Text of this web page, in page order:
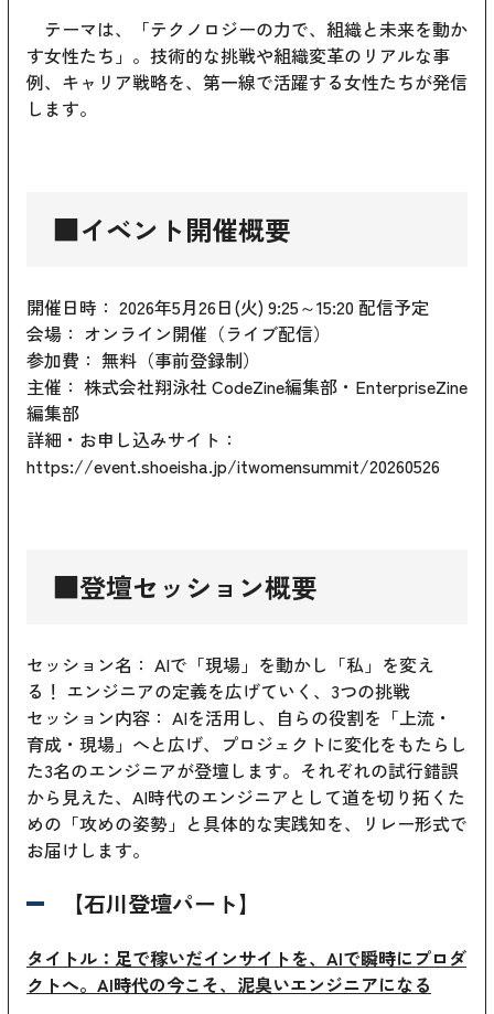
テーマは、「テクノロジーの力で、組織と未来を動か
す女性たち」。技術的な挑戦や組織変革のリアルな事
例、キャリア戦略を、第一線で活躍する女性たちが発信
します。
■イベント開催概要
開催日時： 2026年5月26日(火) 9:25～15:20 配信予定
会場： オンライン開催（ライブ配信）
参加費： 無料（事前登録制）
主催： 株式会社翔泳社 CodeZine編集部・EnterpriseZine
編集部
詳細・お申し込みサイト：
https://event.shoeisha.jp/itwomensummit/20260526
■登壇セッション概要
セッション名： AIで「現場」を動かし「私」を変え
る！ エンジニアの定義を広げていく、3つの挑戦
セッション内容： AIを活用し、自らの役割を「上流・
育成・現場」へと広げ、プロジェクトに変化をもたらし
た3名のエンジニアが登壇します。それぞれの試行錯誤
から見えた、AI時代のエンジニアとして道を切り拓くた
めの「攻めの姿勢」と具体的な実践知を、リレー形式で
お届けします。
【石川登壇パート】
タイトル：足で稼いだインサイトを、AIで瞬時にプロダ
クトへ。AI時代の今こそ、泥臭いエンジニアになる